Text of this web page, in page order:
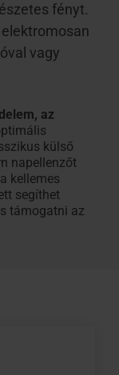
fényt.
vagy
az
külső
napellenzőt
kellemes
segíthet
támogatni az